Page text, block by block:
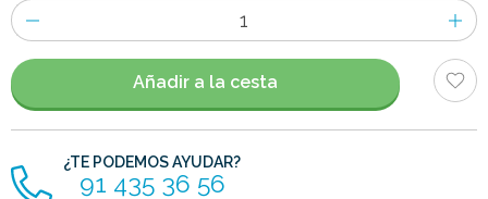
Número
de
artículos
Añadir a la cesta
¿TE PODEMOS AYUDAR?
91 435 36 56